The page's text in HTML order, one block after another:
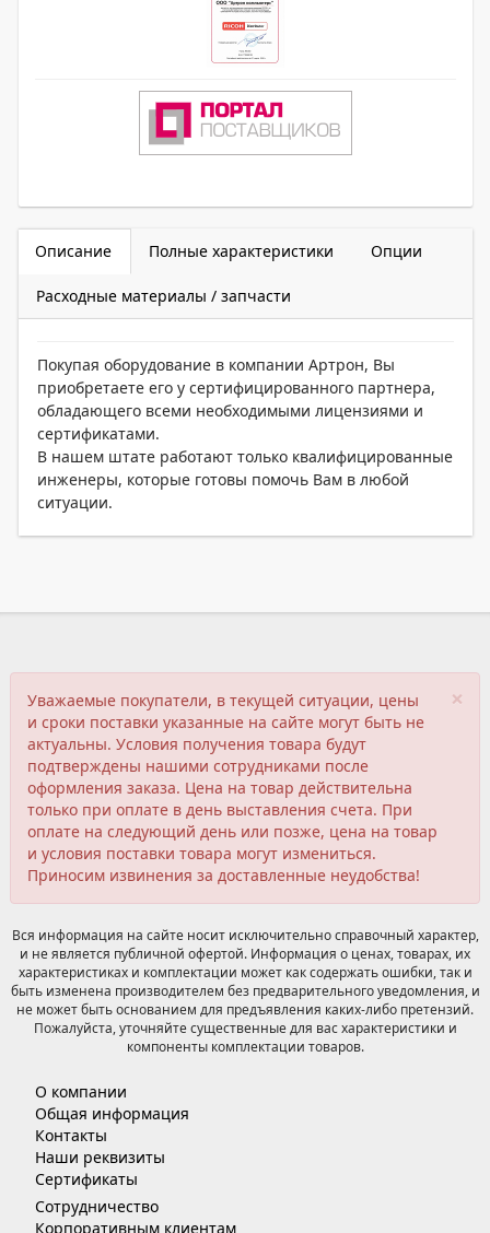
Описание Полные характеристики Опции
Расходные материалы / запчасти
Покупая оборудование в компании Артрон, Вы
приобретаете его у сертифицированного партнера,
обладающего всеми необходимыми лицензиями и
сертификатами.
В нашем штате работают только квалифицированные
инженеры, которые готовы помочь Вам в любой
ситуации.
×
Уважаемые покупатели, в текущей ситуации, цены
и сроки поставки указанные на сайте могут быть не
актуальны. Условия получения товара будут
подтверждены нашими сотрудниками после
оформления заказа. Цена на товар действительна
только при оплате в день выставления счета. При
оплате на следующий день или позже, цена на товар
и условия поставки товара могут измениться.
Приносим извинения за доставленные неудобства!
Вся информация на сайте носит исключительно справочный характер,
и не является публичной офертой. Информация о ценах, товарах, их
характеристиках и комплектации может как содержать ошибки, так и
быть изменена производителем без предварительного уведомления, и
не может быть основанием для предъявления каких-либо претензий.
Пожалуйста, уточняйте существенные для вас характеристики и
компоненты комплектации товаров.
О компании
Общая информация
Контакты
Наши реквизиты
Сертификаты
Сотрудничество
Корпоративным клиентам